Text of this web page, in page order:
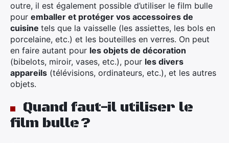
outre, il est également possible d’utiliser le film bulle
pour emballer et protéger vos accessoires de
cuisine tels que la vaisselle (les assiettes, les bols en
porcelaine, etc.) et les bouteilles en verres. On peut
en faire autant pour les objets de décoration
(bibelots, miroir, vases, etc.), pour les divers
appareils (télévisions, ordinateurs, etc.), et les autres
objets.
Quand faut-il utiliser le
film bulle ?